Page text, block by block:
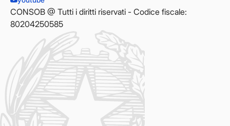
CONSOB @ Tutti i diritti riservati - Codice fiscale:
80204250585